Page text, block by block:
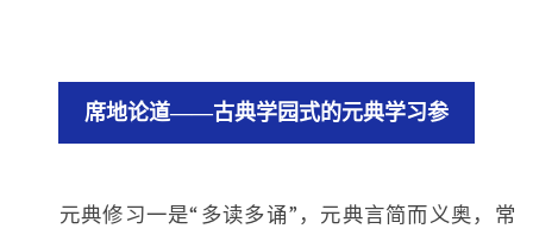
席地论道——古典学园式的元典学习参
元典修习一是“多读多诵”，元典言简而义奥，常